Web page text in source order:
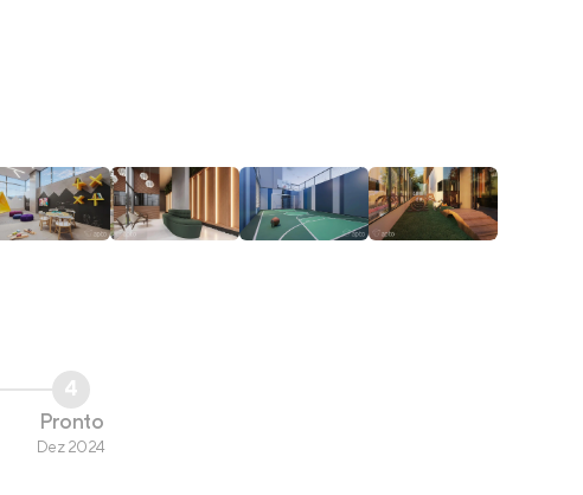
4
Pronto
Dez 2024